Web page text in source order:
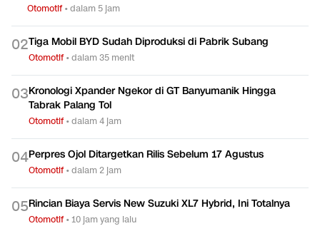
Otomotif•dalam 5 jam
02Tiga Mobil BYD Sudah Diproduksi di Pabrik Subang
Otomotif•dalam 35 menit
03Kronologi Xpander Ngekor di GT Banyumanik Hingga
Tabrak Palang Tol
Otomotif•dalam 4 jam
04Perpres Ojol Ditargetkan Rilis Sebelum 17 Agustus
Otomotif•dalam 2 jam
05Rincian Biaya Servis New Suzuki XL7 Hybrid, Ini Totalnya
Otomotif•10 jam yang lalu